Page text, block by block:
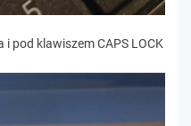
pod klawiszem CAPS LOCK